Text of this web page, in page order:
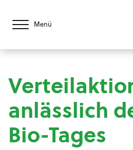
Menü
anlässlich
Bio-Tages